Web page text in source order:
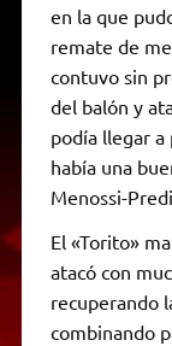
en la que
remate de
contuvo sin
del balón y
podía llegar
había una
Menossi-
El «Torito»
atacó con
recuperando
combinando